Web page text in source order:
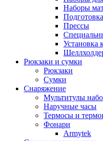
Наборы
Прессы
Установка
Рюкзаки и сумки
Рюкзаки
Сумки
Снаряжение
Мультитулы
Наручные часы
Термосы и
Фонари
Armytek